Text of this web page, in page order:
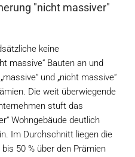
"nicht massiver"
keine
massive“ Bauten an und
und „nicht massive“
Die weit überwiegende
stuft das
Wohngebäude deutlich
Im Durchschnitt liegen die
50 % über den Prämien